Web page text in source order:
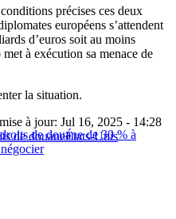
précises ces deux
européens s’attendent
d’euros soit au moins
à exécution sa menace de
la situation.
de douane de 30 % à
à jour: Jul 16, 2025 - 14:28
de douaneÉtats-Unis